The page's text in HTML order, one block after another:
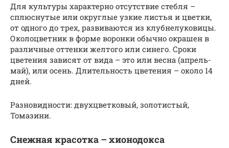
Для культуры характерно отсутствие стебля –
сплюснутые или округлые узкие листья и цветки,
от одного до трех, развиваются из клубнелуковицы.
Околоцветник в форме воронки обычно окрашен в
различные оттенки желтого или синего. Сроки
цветения зависят от вида – это или весна (апрель-
май), или осень. Длительность цветения – около 14
дней.
Разновидности: двухцветковый, золотистый,
Томазини.
Снежная красотка – хионодокса